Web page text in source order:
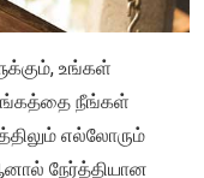
உங்கள்
நீங்கள்
எல்லோரும்
நேர்த்தியான